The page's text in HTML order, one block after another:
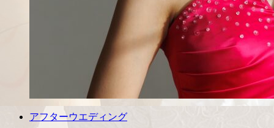
アフターウエディング